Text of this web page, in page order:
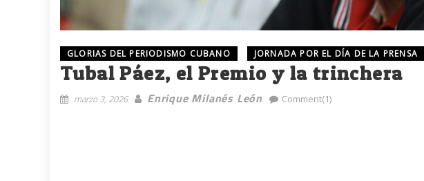
GLORIAS DEL PERIODISMO CUBANO JORNADA POR EL DÍA DE LA PRENSA
Tubal Páez, el Premio y la trinchera
marzo 3, 2026 Enrique Milanés León Comment(1)